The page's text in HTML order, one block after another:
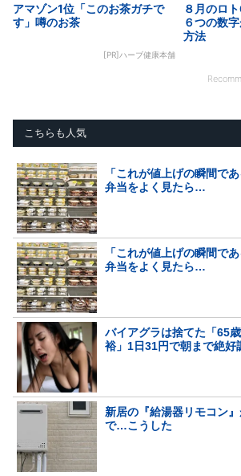
アマゾン1位「このお茶ガチで
す」噂のお茶
[PR]ハーブ健康本舗
８月のロ
６つの数
方法
こちらも人気
「これが値上げの瞬間で
弁当をよく見たら…
「これが値上げの瞬間で
弁当をよく見たら…
バイアグラは捨てた「65
裕」1日31円で朝まで絶好
新居の『給湯器リモコン
で…こうした